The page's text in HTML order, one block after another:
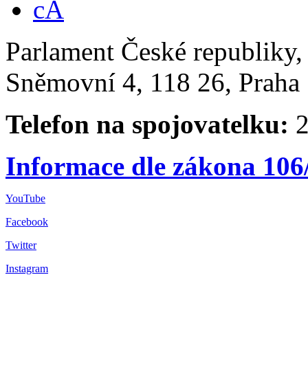
Parlament České
Sněmovní 4, 118 26,
Telefon na spojovatelku:
Informace dle zákona
YouTube
Facebook
Twitter
Instagram